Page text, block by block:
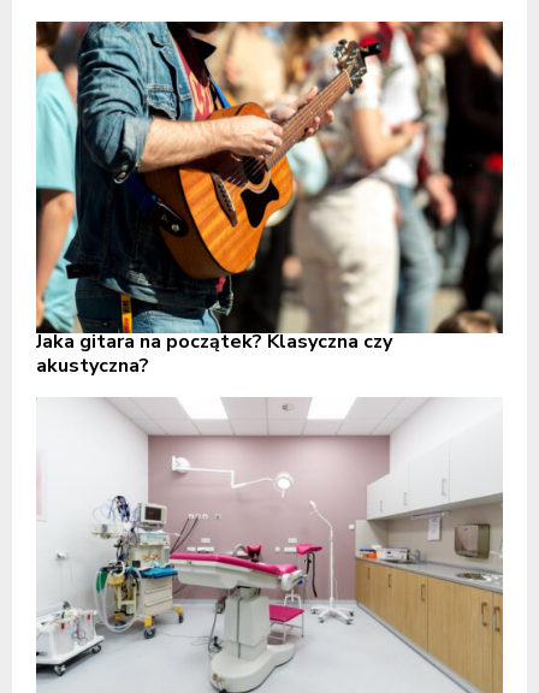
Jaka gitara na początek? Klasyczna czy
akustyczna?